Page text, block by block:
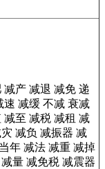
减产 减退 减免 递
速 减缓 不减 衰减
减至 减税 减租 减
减负 减振器 减
年 减法 减重 减掉
减量 减免税 减震器